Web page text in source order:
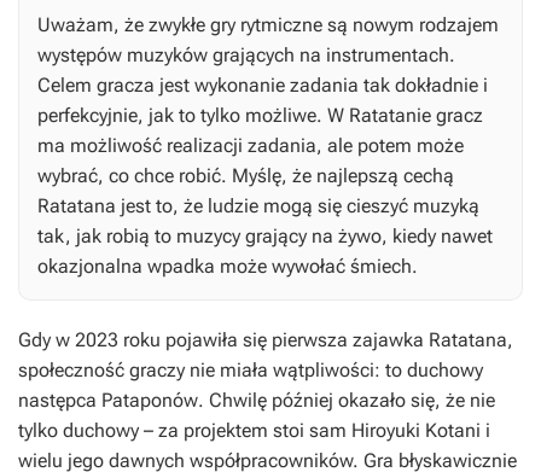
Uważam, że zwykłe gry rytmiczne są nowym rodzajem
występów muzyków grających na instrumentach.
Celem gracza jest wykonanie zadania tak dokładnie i
perfekcyjnie, jak to tylko możliwe. W Ratatanie gracz
ma możliwość realizacji zadania, ale potem może
wybrać, co chce robić. Myślę, że najlepszą cechą
Ratatana jest to, że ludzie mogą się cieszyć muzyką
tak, jak robią to muzycy grający na żywo, kiedy nawet
okazjonalna wpadka może wywołać śmiech.
Gdy w 2023 roku pojawiła się pierwsza zajawka Ratatana,
społeczność graczy nie miała wątpliwości: to duchowy
następca Pataponów. Chwilę później okazało się, że nie
tylko duchowy – za projektem stoi sam Hiroyuki Kotani i
wielu jego dawnych współpracowników. Gra błyskawicznie